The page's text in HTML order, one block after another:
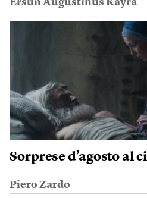
Ersun Augustinus Kayra
Sorprese d’agosto al
Piero Zardo